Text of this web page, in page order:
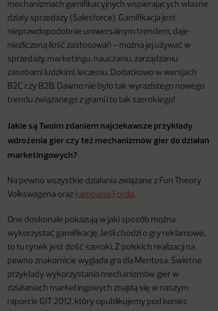
mechanizmach gamifikacyjnych wspierających własne
działy sprzedaży (Salesforce). Gamifikacja jest
nieprawdopodobnie uniwersalnym trendem, daje
niezliczoną ilość zastosowań – można jej używać w
sprzedaży, marketingu, nauczaniu, zarządzaniu
zasobami ludzkimi, leczeniu. Dodatkowo w wersjach
B2C czy B2B. Dawno nie było tak wyrazistego nowego
trendu związanego z grami i to tak szerokiego!
Jakie są Twoim zdaniem najciekawsze przykłady
wdrożenia gier czy też mechanizmów gier do działań
marketingowych?
Na pewno wszystkie działania związane z Fun Theory
Volkswagena oraz kampania Forda.
One doskonale pokazują w jaki sposób można
wykorzystać gamifikację. Jeśli chodzi o gry reklamowe,
to tu rynek jest dość szeroki. Z polskich realizacji na
pewno znakomicie wygląda gra dla Mentosa. Świetne
przykłady wykorzystania mechanizmów gier w
działaniach marketingowych znajdą się w naszym
raporcie GIT 2012, który opublikujemy pod koniec